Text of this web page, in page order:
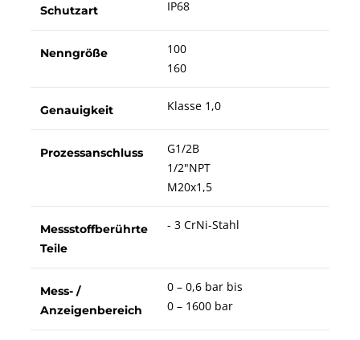
Schutzart IP68
Nenngröße
100
160
Genauigkeit Klasse 1,0
Prozessanschluss
G1/2B
1/2"NPT
M20x1,5
Messstoffberührte
Teile
- 3 CrNi-Stahl
Mess- /
Anzeigenbereich
0 – 0,6 bar bis
0 – 1600 bar